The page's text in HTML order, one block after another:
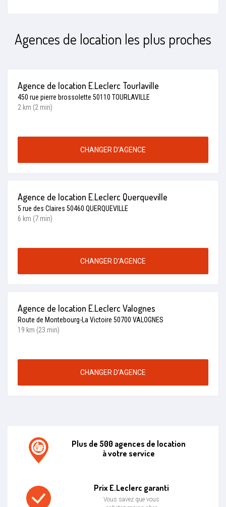
Agences de location les plus proches
Agence de location E.Leclerc Tourlaville
450 rue pierre brossolette 50110 TOURLAVILLE
2 km (2 min)
CHANGER D’AGENCE
Agence de location E.Leclerc Querqueville
5 rue des Claires 50460 QUERQUEVILLE
6 km (7 min)
CHANGER D’AGENCE
Agence de location E.Leclerc Valognes
Route de Montebourg-La Victoire 50700 VALOGNES
19 km (23 min)
CHANGER D’AGENCE
Plus de 500 agences de location
à votre service
Prix E.Leclerc garanti
Vous savez que vous